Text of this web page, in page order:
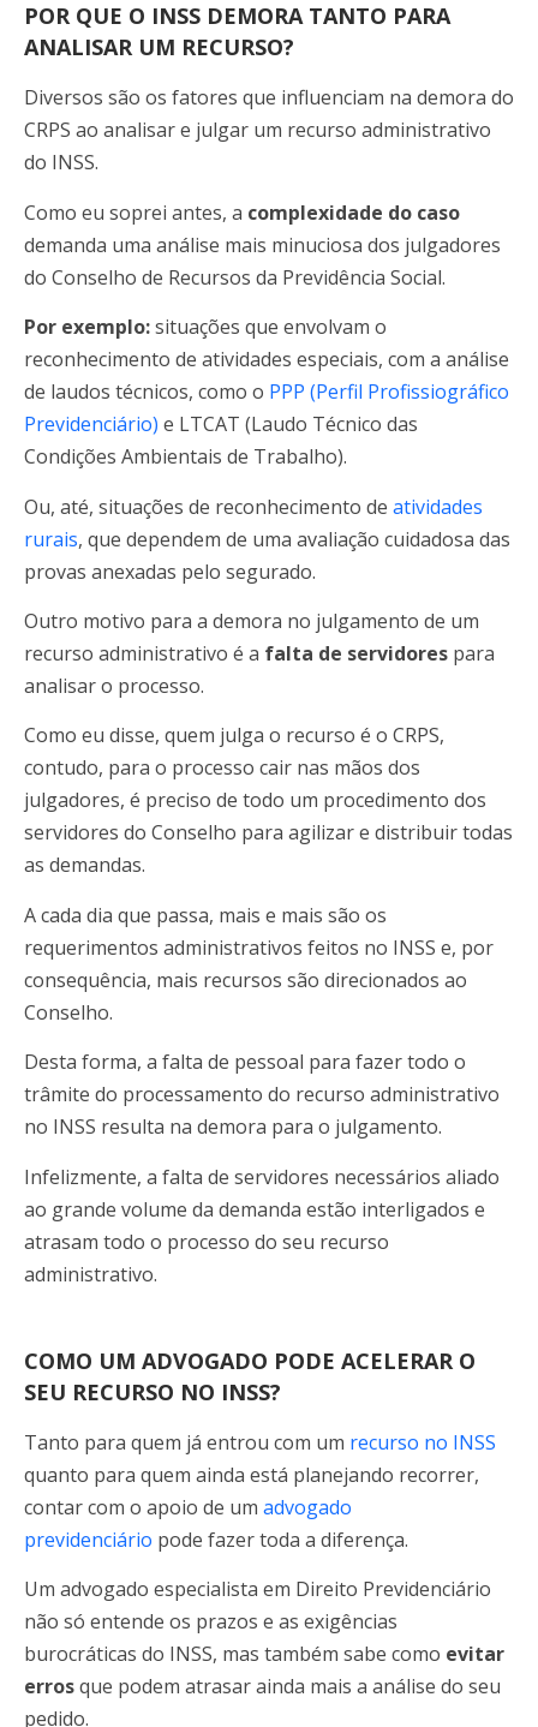
POR QUE O INSS DEMORA TANTO PARA
ANALISAR UM RECURSO?
Diversos são os fatores que influenciam na demora do
CRPS ao analisar e julgar um recurso administrativo
do INSS.
Como eu soprei antes, a complexidade do caso
demanda uma análise mais minuciosa dos julgadores
do Conselho de Recursos da Previdência Social.
Por exemplo:situações que envolvam o
reconhecimento de atividades especiais, com a análise
de laudos técnicos, como o PPP (Perfil Profissiográfico
Previdenciário) e LTCAT (Laudo Técnico das
Condições Ambientais de Trabalho).
Ou, até, situações de reconhecimento de atividades
rurais, que dependem de uma avaliação cuidadosa das
provas anexadas pelo segurado.
Outro motivo para a demora no julgamento de um
recurso administrativo é a falta de servidores para
analisar o processo.
Como eu disse, quem julga o recurso é o CRPS,
contudo, para o processo cair nas mãos dos
julgadores, é preciso de todo um procedimento dos
servidores do Conselho para agilizar e distribuir todas
as demandas.
A cada dia que passa, mais e mais são os
requerimentos administrativos feitos no INSS e, por
consequência, mais recursos são direcionados ao
Conselho.
Desta forma, a falta de pessoal para fazer todo o
trâmite do processamento do recurso administrativo
no INSS resulta na demora para o julgamento.
Infelizmente, a falta de servidores necessários aliado
ao grande volume da demanda estão interligados e
atrasam todo o processo do seu recurso
administrativo.
COMO UM ADVOGADO PODE ACELERAR O
SEU RECURSO NO INSS?
Tanto para quem já entrou com um recurso no INSS
quanto para quem ainda está planejando recorrer,
contar com o apoio de um advogado
previdenciário pode fazer toda a diferença.
Um advogado especialista em Direito Previdenciário
não só entende os prazos e as exigências
burocráticas do INSS, mas também sabe como evitar
errosque podem atrasar ainda mais a análise do seu
pedido.